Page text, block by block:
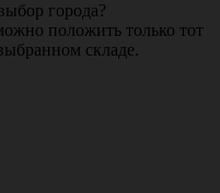
города?
положить только тот
складе.